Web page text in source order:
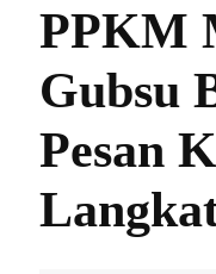
PPKM
Gubsu
Pesan